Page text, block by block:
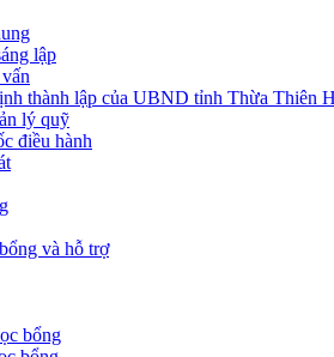
lập
thành lập của UBND tỉnh Thừa Thiên
lý quỹ
điều hành
và hỗ trợ
bổng